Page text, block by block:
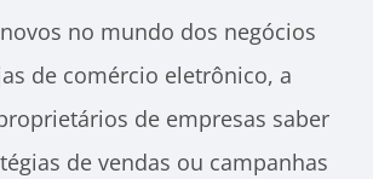
no mundo dos negócios
de comércio eletrônico, a
de empresas saber
de vendas ou campanhas